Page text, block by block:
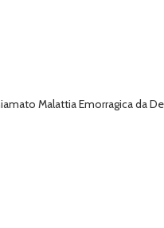
Malattia Emorragica da